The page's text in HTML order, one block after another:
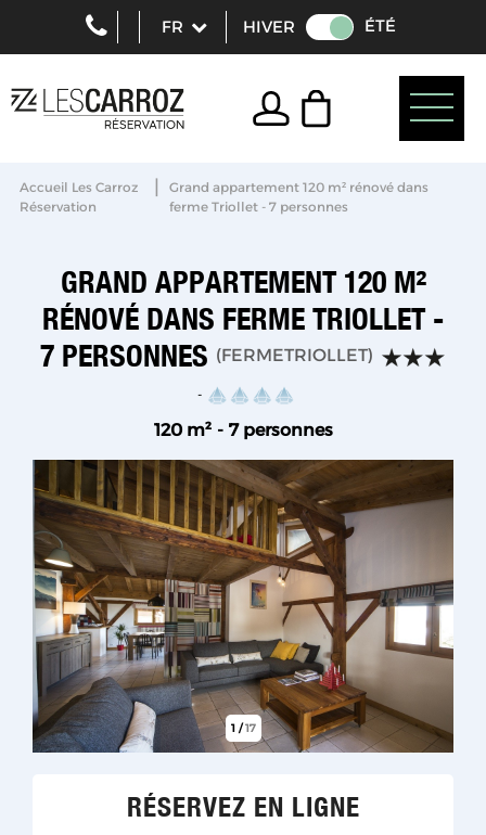
HIVER ÉTÉ
Accueil Les Carroz
Réservation
|
Grand appartement 120 m² rénové dans
ferme Triollet - 7 personnes
GRAND APPARTEMENT 120 M²
RÉNOVÉ DANS FERME TRIOLLET -
7 PERSONNES (FERMETRIOLLET)
120 m² 7 personnes
1/17
RÉSERVEZ EN LIGNE